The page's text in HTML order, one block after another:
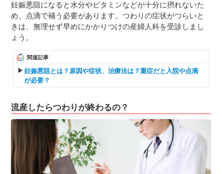
妊娠悪阻になると水分やビタミンなどが十分に摂れないた
め、点滴で補う必要があります。つわりの症状がつらいと
きは、無理せず早めにかかりつけの産婦人科を受診しまし
ょう。
関連記事
妊娠悪阻とは？原因や症状、治療法は？重症だと入院や点滴
が必要？
流産したらつわりが終わるの？